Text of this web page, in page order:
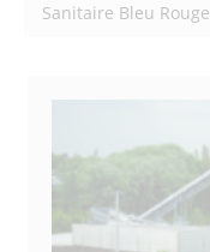
Sanitaire Bleu Rouge